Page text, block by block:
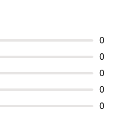
0
0
0
0
0